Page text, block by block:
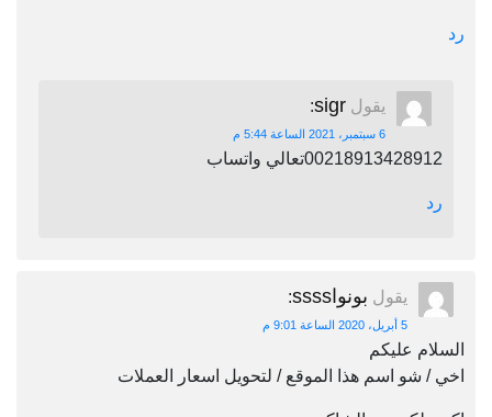
رد
يقول sigr
:
6 سبتمبر، 2021 الساعة 5:44 م
00218913428912تعالي واتساب
رد
يقول بونواssss :
5 أبريل، 2020 الساعة 9:01 م
السلام عليكم
اخي / شو اسم هذا الموقع / لتحويل اسعار العملات